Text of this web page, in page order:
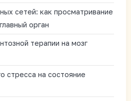
сетей: как просматривание
орган
терапии на мозг
стресса на состояние